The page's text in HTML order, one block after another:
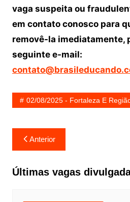
vaga suspeita ou
em contato conosco para
removê-la imediatamente,
seguinte e-mail:
02/08/2025 - Fortaleza E
Navegação
de
Post
Anterior
Últimas vagas